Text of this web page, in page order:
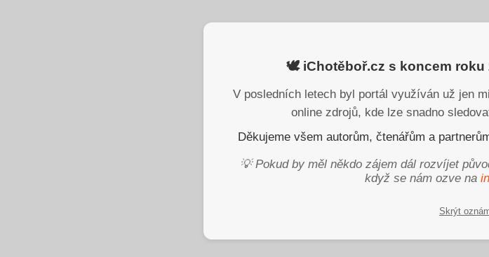
🕊️ iChotěboř.cz s koncem roku
V posledních letech byl portál využíván už jen
online zdrojů, kde lze snadno
Děkujeme všem autorům, čtenářům a
💡 Pokud by měl někdo zájem dál rozvíjet
když se nám ozve na
Skrýt